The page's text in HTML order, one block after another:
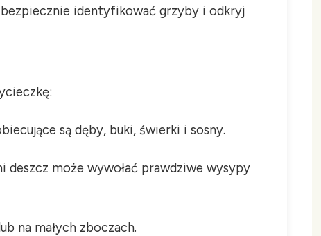
identyfikować grzyby i odkryj
są dęby, buki, świerki i sosny.
deszcz może wywołać prawdziwe wysypy
na małych zboczach.